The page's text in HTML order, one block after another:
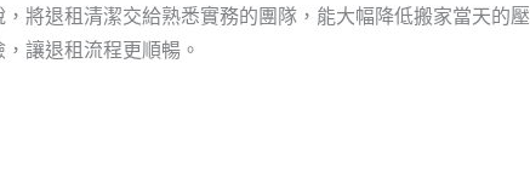
將退租清潔交給熟悉實務的團隊，能大幅降低搬家當天的壓
讓退租流程更順暢。